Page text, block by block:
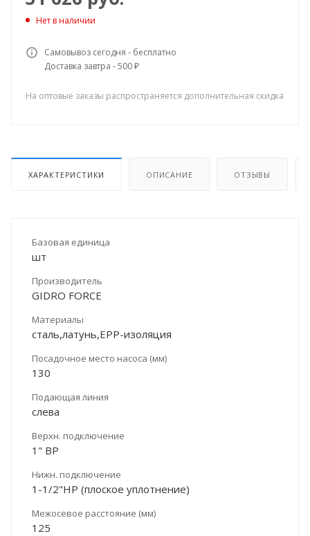
Нет в наличии
Самовывоз сегодня - бесплатно
Доставка завтра - 500 ₽
На оптовые заказы распространяется дополнительная скидка
ХАРАКТЕРИСТИКИ ОПИСАНИЕ ОТЗЫВЫ
Базовая единица
шт
Производитель
GIDRO FORCE
Материалы
сталь,латунь,ЕРР-изоляция
Посадочное место насоса (мм)
130
Подающая линия
слева
Верхн. подключение
1" ВР
Нижн. подключение
1-1/2"НР (плоское уплотнение)
Межосевое расстояние (мм)
125